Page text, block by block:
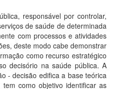
responsável por controlar,
de saúde de determinada
com processos e atividades
deste modo cabe demonstrar
como recurso estratégico
decisório na saúde pública. A
- decisão edifica a base teórica
como objetivo identificar as